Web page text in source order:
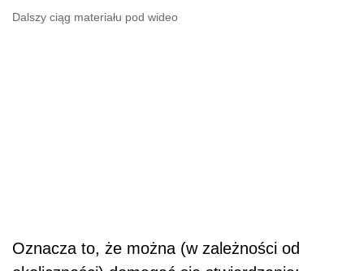
Dalszy ciąg materiału pod wideo
Oznacza to, że można (w zależności od